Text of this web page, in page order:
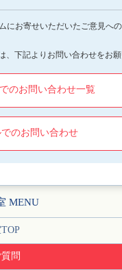
にお寄せいただいたご意見へ
、下記よりお問い合わせをお願
のお問い合わせ一覧
でのお問い合わせ
MENU
問